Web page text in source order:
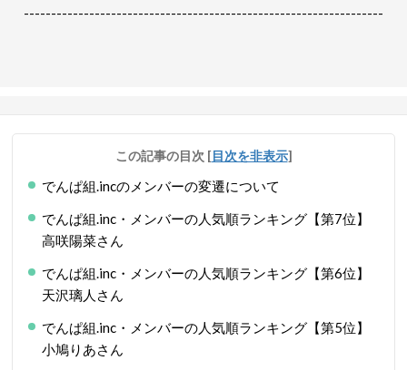
------------------------------------------------------------------
この記事の目次 [目次を非表示]
でんぱ組.incのメンバーの変遷について
でんぱ組.inc・メンバーの人気順ランキング【第7位】
高咲陽菜さん
でんぱ組.inc・メンバーの人気順ランキング【第6位】
天沢璃人さん
でんぱ組.inc・メンバーの人気順ランキング【第5位】
小鳩りあさん